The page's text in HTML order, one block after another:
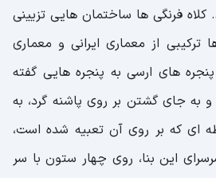
فرنگی ها ساختمان هایی تزیینی
از معماری ایرانی و معماری
های ارسی به پنجره هایی گفته
جای گشتن بر روی پاشنه گرد، به
ای که بر روی آن تعبیه شده است،
این بنا، روی چهار ستون با سر